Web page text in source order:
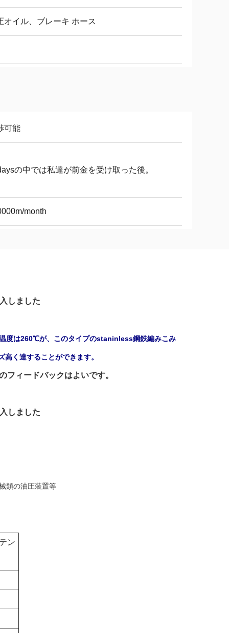
オイル、ブレーキ ホース
可能
の中では私達が前金を受け取った後。
month
しました
度は260℃が、このタイプのstaninless鋼鉄編みこみ
く達することができます。
フィードバックはよいです。
しました
類の油圧装置等
ン